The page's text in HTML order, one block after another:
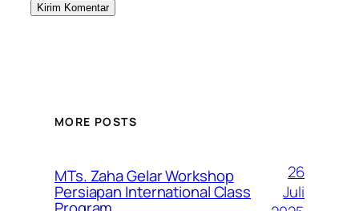
MORE POSTS
MTs. Zaha Gelar Workshop
Persiapan International Class
26
Juli